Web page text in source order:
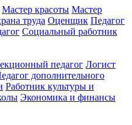
Мастер красоты Мастер
труда Оценщик Педагог
Социальный работник
педагог Логист
дополнительного
Работник культуры и
Экономика и финансы